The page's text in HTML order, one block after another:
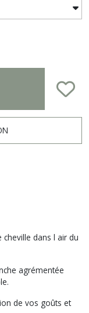
dans l air du
agrémentée
de vos goûts et